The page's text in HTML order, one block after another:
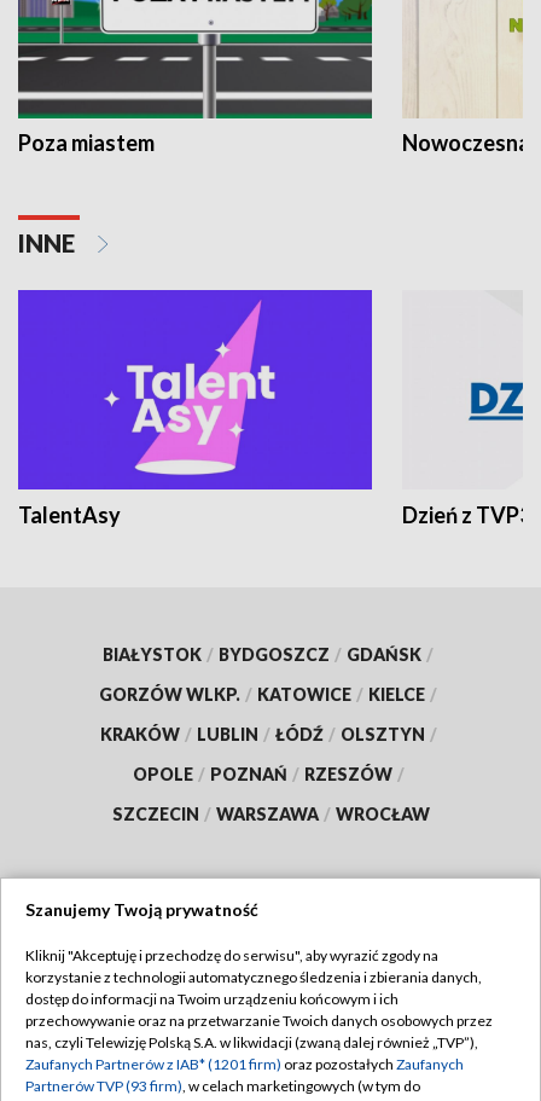
Poza miastem Nowoczesna
INNE
TalentAsy Dzień z TVP3
BIAŁYSTOK / BYDGOSZCZ / GDAŃSK /
GORZÓW WLKP. / KATOWICE / KIELCE /
KRAKÓW / LUBLIN / ŁÓDŹ / OLSZTYN /
OPOLE / POZNAŃ / RZESZÓW /
SZCZECIN / WARSZAWA / WROCŁAW
TVP
Abonament TVP
Emisja w TVP
Regulamin TVP
Polityka prywatności
Szanujemy Twoją prywatność
Kliknij "Akceptuję i przechodzę do serwisu", aby wyrazić zgody na
korzystanie z technologii automatycznego śledzenia i zbierania danych,
dostęp do informacji na Twoim urządzeniu końcowym i ich
przechowywanie oraz na przetwarzanie Twoich danych osobowych przez
nas, czyli Telewizję Polską S.A. w likwidacji (zwaną dalej również „TVP”),
Zaufanych Partnerów z IAB* (1201 firm) oraz pozostałych Zaufanych
Partnerów TVP (93 firm), w celach marketingowych (w tym do